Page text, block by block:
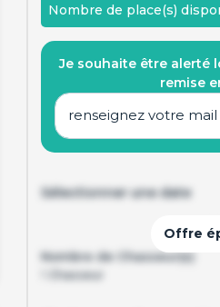
Nombre de place(s)
Je souhaite être alerté
remise
Sélectionner une date
Nombre de Chasseur(s)
Chasseur